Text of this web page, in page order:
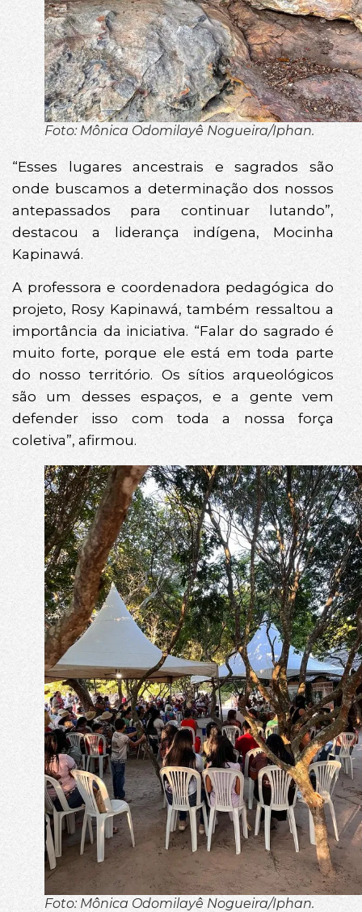
Foto: Mônica Odomilayê Nogueira/Iphan.
“Esses lugares ancestrais e sagrados são
onde buscamos a determinação dos nossos
antepassados para continuar lutando”,
destacou a liderança indígena, Mocinha
Kapinawá.
A professora e coordenadora pedagógica do
projeto, Rosy Kapinawá, também ressaltou a
importância da iniciativa. “Falar do sagrado é
muito forte, porque ele está em toda parte
do nosso território. Os sítios arqueológicos
são um desses espaços, e a gente vem
defender isso com toda a nossa força
coletiva”, afirmou.
Foto: Mônica Odomilayê Nogueira/Iphan.